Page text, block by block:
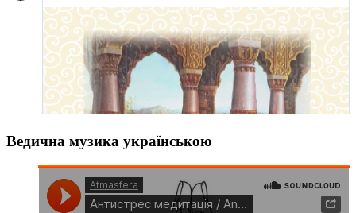
Ведична музика українською